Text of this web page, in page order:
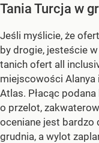
Tania Turcja w
Jeśli myślicie, że
by drogie, jesteście
tanich ofert all
miejscowości
Atlas. Płacąc
o przelot,
oceniane jest bardzo
grudnia, a wylot